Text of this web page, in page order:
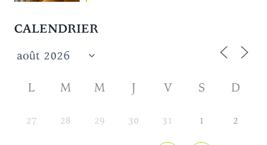
CALENDRIER
L M M J V S D
27 28 29 30 31 1 2